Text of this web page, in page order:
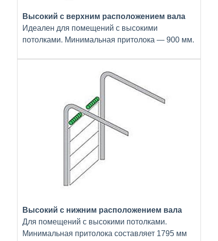
Высокий с верхним расположением вала
Идеален для помещений с высокими
потолками. Минимальная притолока — 900 мм.
Высокий с нижним расположением вала
Для помещений с высокими потолками.
Минимальная притолока составляет 1795 мм